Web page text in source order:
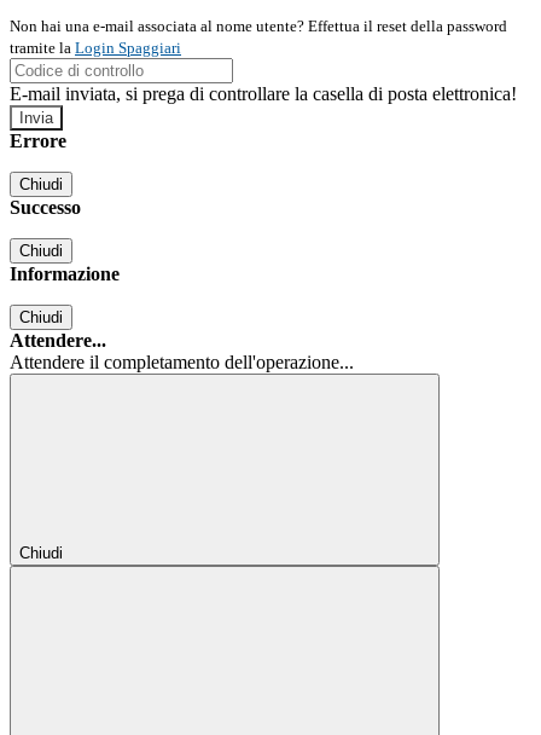
Non hai una e-mail associata al nome utente? Effettua il reset della password
tramite la Login Spaggiari
E-mail inviata, si prega di controllare la casella di posta elettronica!
Errore
Chiudi
Successo
Chiudi
Informazione
Chiudi
Attendere...
Attendere il completamento dell'operazione...
Chiudi